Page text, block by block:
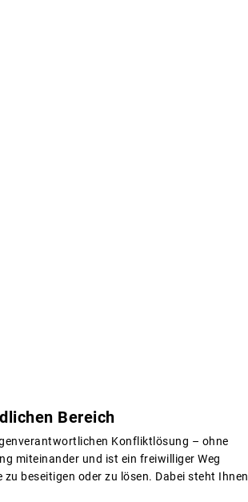
Bereich
Konfliktlösung – ohne
miteinander und ist ein freiwilliger Weg
beseitigen oder zu lösen. Dabei steht Ihnen